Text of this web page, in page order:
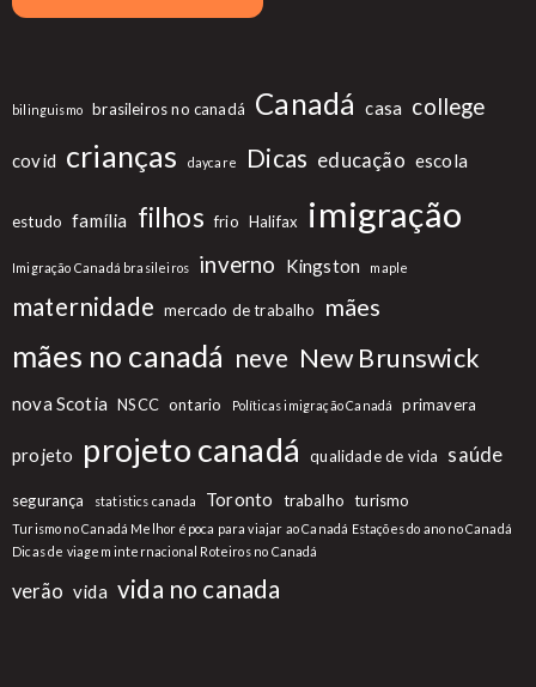
bilinguismo brasileiros no canadá Canadá casa college
covid crianças daycare Dicas educação escola
estudo família filhos frio Halifax imigração
Imigração Canadá brasileiros inverno Kingston maple
maternidade mercado de trabalho mães
mães no canadá neve New Brunswick
nova Scotia NSCC ontario Políticas imigração Canadá primavera
projeto projeto canadá qualidade de vida saúde
segurança statistics canada Toronto trabalho turismo
Turismo no Canadá Melhor época para viajar ao Canadá Estações do ano no Canadá
Dicas de viagem internacional Roteiros no Canadá
verão vida vida no canada